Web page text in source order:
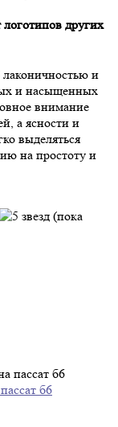
логотипов других
лаконичностью и
и насыщенных
внимание
а ясности и
выделяться
на простоту и
(пока
б6